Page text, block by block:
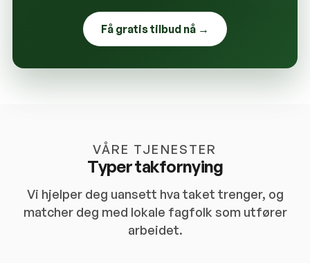
Få gratis tilbud nå →
VÅRE TJENESTER
Typer takfornying
Vi hjelper deg uansett hva taket trenger, og
matcher deg med lokale fagfolk som utfører
arbeidet.